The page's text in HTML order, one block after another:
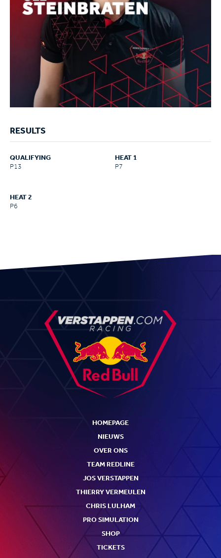
RESULTS
QUALIFYING
P13
HEAT 1
P7
HEAT 2
P6
HOMEPAGE
NIEUWS
OVER ONS
TEAM REDLINE
JOS VERSTAPPEN
THIERRY VERMEULEN
CHRIS LULHAM
PRO SIMULATION
SHOP
TICKETS